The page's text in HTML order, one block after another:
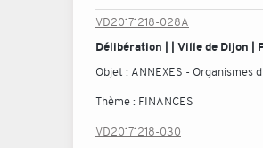
VD20171218-028A
Délibération | | Ville de Dijon |
Objet : ANNEXES - Organismes
Thème : FINANCES
VD20171218-030